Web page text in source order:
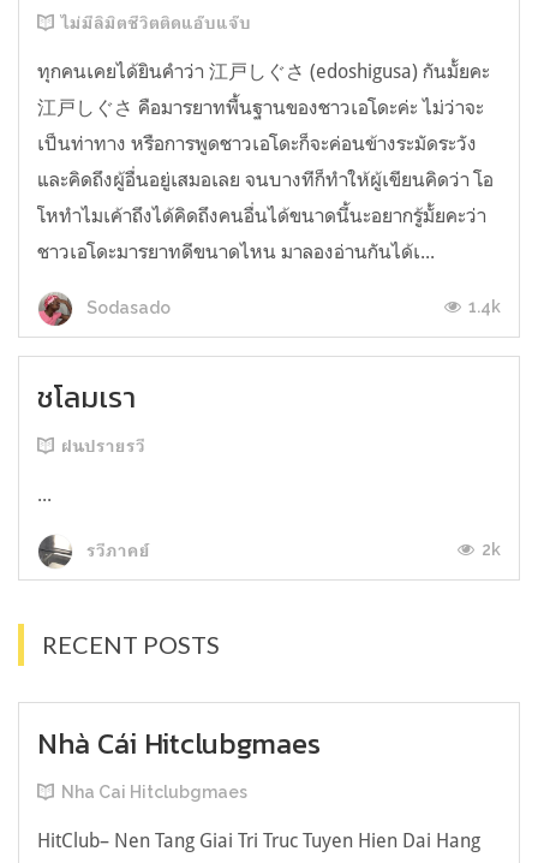
ไม่มีลิมิตชีวิตติดแอ๊บแจ๊บ
ทุกคนเคยได้ยินคำว่า 江戸しぐさ (edoshigusa) กันมั้ยคะ
江戸しぐさ คือมารยาทพื้นฐานของชาวเอโดะค่ะ ไม่ว่าจะ
เป็นท่าทาง หรือการพูดชาวเอโดะก็จะค่อนข้างระมัดระวัง
และคิดถึงผู้อื่นอยู่เสมอเลย จนบางทีก็ทำให้ผู้เขียนคิดว่า โอ
โหทำไมเค้าถึงได้คิดถึงคนอื่นได้ขนาดนี้นะอยากรู้มั้ยคะว่า
ชาวเอโดะมารยาทดีขนาดไหน มาลองอ่านกันได้เ...
Sodasado 1.4k
ชโลมเรา
ฝนปรายรวี
...
รวีภาคย์ 2k
RECENT POSTS
Nhà Cái Hitclubgmaes
Nha Cai Hitclubgmaes
HitClub– Nen Tang Giai Tri Truc Tuyen Hien Dai Hang